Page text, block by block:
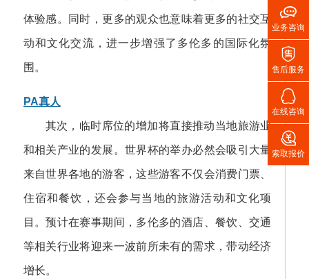
体验感。同时，更多的观众也意味着更多的社交互
动和文化交流，进一步增强了多伦多的国际化氛
围。
PA真人
其次，临时席位的增加将直接推动当地旅游业
和相关产业的发展。世界杯的举办必然会吸引大量
来自世界各地的游客，这些游客不仅会消费门票、
住宿和餐饮，还会参与当地的旅游活动和文化项
目。预计在赛事期间，多伦多的酒店、餐饮、交通
等相关行业将迎来一波前所未有的需求，带动经济
增长。

业务咨询

售后服务

在线咨询

索取报价